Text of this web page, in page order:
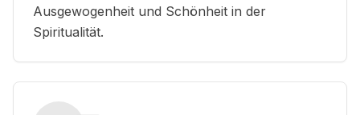
Ausgewogenheit und Schönheit in der
Spiritualität.